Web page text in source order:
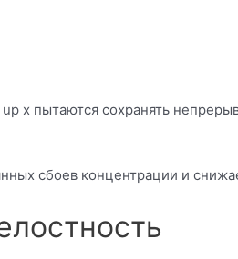
пытаются сохранять
сбоев концентрации и